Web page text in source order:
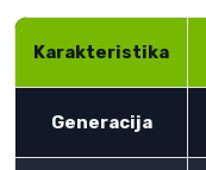
Karakteristika
Generacija